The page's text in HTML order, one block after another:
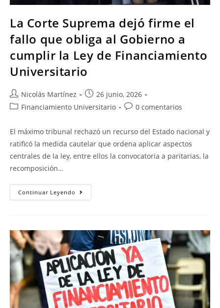
La Corte Suprema dejó firme el
fallo que obliga al Gobierno a
cumplir la Ley de Financiamiento
Universitario
Nicolás Martínez
26 junio, 2026
Financiamiento Universitario
0 comentarios
El máximo tribunal rechazó un recurso del Estado nacional y
ratificó la medida cautelar que ordena aplicar aspectos
centrales de la ley, entre ellos la convocatoria a paritarias, la
recomposición…
Continuar Leyendo